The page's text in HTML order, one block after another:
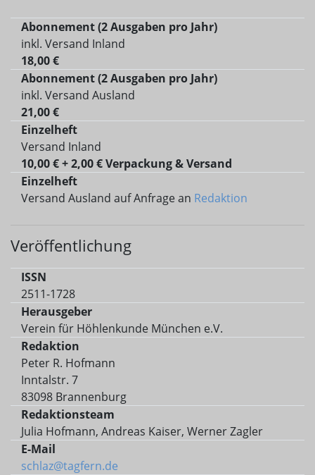
Abonnement (2 Ausgaben pro Jahr)
inkl. Versand Inland
18,00 €
Abonnement (2 Ausgaben pro Jahr)
inkl. Versand Ausland
21,00 €
Einzelheft
Versand Inland
10,00 € + 2,00 € Verpackung & Versand
Einzelheft
Versand Ausland auf Anfrage an Redaktion
Veröffentlichung
ISSN
2511-1728
Herausgeber
Verein für Höhlenkunde München e.V.
Redaktion
Peter R. Hofmann
Inntalstr. 7
83098 Brannenburg
Redaktionsteam
Julia Hofmann, Andreas Kaiser, Werner Zagler
E-Mail
schlaz@tagfern.de